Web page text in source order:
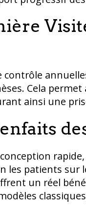
contrôle
Cela
ainsi une
les patients sur
un réel